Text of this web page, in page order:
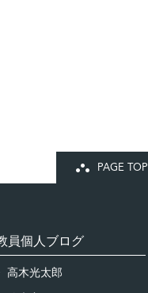
PAGE TOP
員個人ブログ
高木光太郎